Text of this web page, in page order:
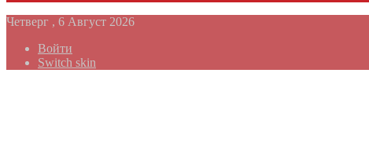
Четверг , 6 Август 2026
Войти
Switch skin